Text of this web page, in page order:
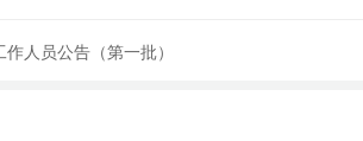
人员公告（第一批）